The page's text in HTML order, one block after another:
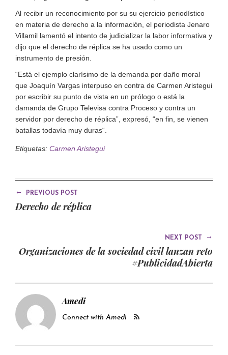
Al recibir un reconocimiento por su su ejercicio periodístico
en materia de derecho a la información, el periodista Jenaro
Villamil lamentó el intento de judicializar la labor informativa y
dijo que el derecho de réplica se ha usado como un
instrumento de presión.
“Está el ejemplo clarísimo de la demanda por daño moral
que Joaquín Vargas interpuso en contra de Carmen Aristegui
por escribir su punto de vista en un prólogo o está la
damanda de Grupo Televisa contra Proceso y contra un
servidor por derecho de réplica”, expresó, “en fin, se vienen
batallas todavía muy duras“.
Etiquetas: Carmen Aristegui
← PREVIOUS POST
Derecho de réplica
NEXT POST →
Organizaciones de la sociedad civil lanzan reto
#PublicidadAbierta
Amedi
Connect with Amedi